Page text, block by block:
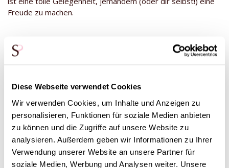
Diese Webseite verwendet Cookies
Wir verwenden Cookies, um Inhalte und Anzeigen zu
personalisieren, Funktionen für soziale Medien anbieten
zu können und die Zugriffe auf unsere Website zu
analysieren. Außerdem geben wir Informationen zu Ihrer
Verwendung unserer Website an unsere Partner für
soziale Medien, Werbung und Analysen weiter. Unsere
Freude zu machen.
Die schönsten roten Rosen zum
Verschenken